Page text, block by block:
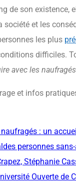
de son existence,
et les
les plus
difficiles.
avec les naufragés
et infos
: un
personnes
Stéphanie
Ouverte de